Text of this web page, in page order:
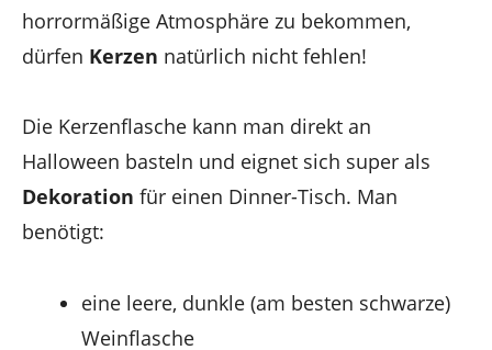
horrormäßige Atmosphäre zu bekommen,
dürfen Kerzen natürlich nicht fehlen!
Die Kerzenflasche kann man direkt an
Halloween basteln und eignet sich super als
Dekoration für einen Dinner-Tisch. Man
benötigt:
eine leere, dunkle (am besten schwarze)
Weinflasche